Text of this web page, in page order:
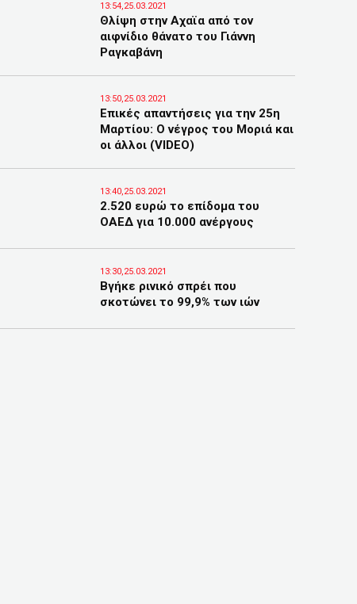
13:54,25.03.2021
Θλίψη στην Αχαϊα από τον
αιφνίδιο θάνατο του Γιάννη
Ραγκαβάνη
13:50,25.03.2021
Επικές απαντήσεις για την 25η
Μαρτίου: Ο νέγρος του Μοριά και
οι άλλοι (VIDEO)
13:40,25.03.2021
2.520 ευρώ το επίδομα του
ΟΑΕΔ για 10.000 ανέργους
13:30,25.03.2021
Βγήκε ρινικό σπρέι που
σκοτώνει το 99,9% των ιών